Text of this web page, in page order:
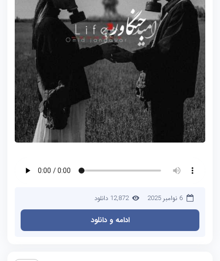
6 نوامبر 2025 12,872 دانلود
ادامه و دانلود